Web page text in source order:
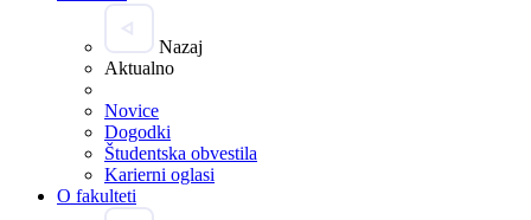
Nazaj
Aktualno
Novice
Dogodki
Študentska obvestila
Karierni oglasi
O fakulteti